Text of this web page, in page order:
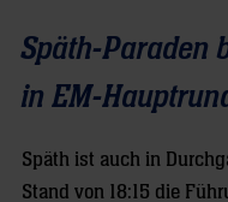
Späth-Paraden
in EM-
Späth ist auch in
Stand von 18:15 die